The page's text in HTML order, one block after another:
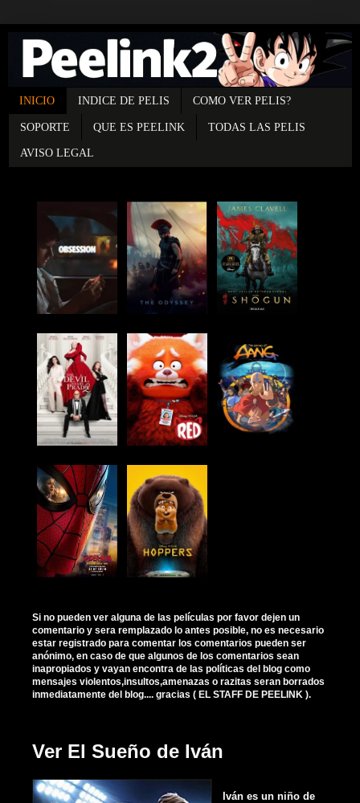
INICIO INDICE DE PELIS COMO VER PELIS?
SOPORTE QUE ES PEELINK TODAS LAS PELIS
AVISO LEGAL
Si no pueden ver alguna de las películas por favor dejen un
comentario y sera remplazado lo antes posible, no es necesario
estar registrado para comentar los comentarios pueden ser
anónimo, en caso de que algunos de los comentarios sean
inapropiados y vayan encontra de las políticas del blog como
mensajes violentos,insultos,amenazas o razitas seran borrados
inmediatamente del blog.... gracias ( EL STAFF DE PEELINK ).
Ver El Sueño de Iván
Iván es un niño de